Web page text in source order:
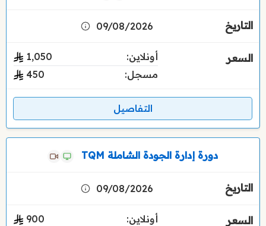
09/08/2026
أونلاين:
1٬050
مسجل:
450
التفاصيل
دورة إدارة الجودة الشاملة TQM
09/08/2026
أونلاين:
900